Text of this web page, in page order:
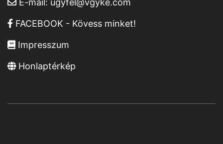
E-mail: ugyfel@vgyke.com
FACEBOOK - Kövess minket!
Impresszum
Honlaptérkép